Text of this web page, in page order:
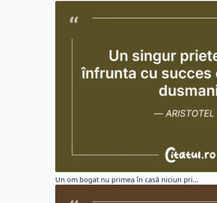
Un om bogat nu primea în casă niciun pri...